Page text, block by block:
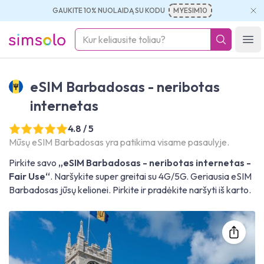
GAUKITE 10% NUOLAIDĄ SU KODU MYESIM10
simsolo
eSIM Barbadosas - neribotas
internetas
4.8 / 5
Mūsų eSIM Barbadosas yra patikima visame pasaulyje.
Pirkite savo „eSIM Barbadosas - neribotas internetas -
Fair Use“. Naršykite super greitai su 4G/5G. Geriausia eSIM
Barbadosas jūsų kelionei. Pirkite ir pradėkite naršyti iš karto.